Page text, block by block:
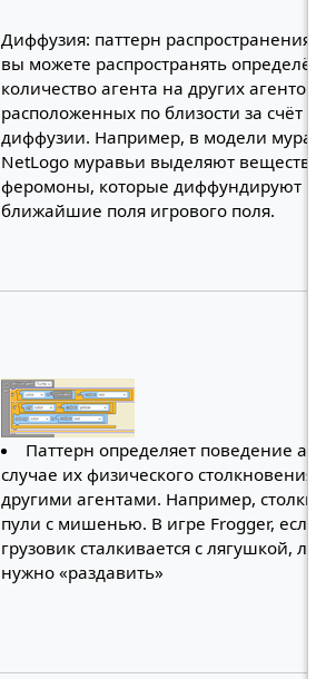
Диффузия: паттерн
вы можете распространять
количество агента на других
расположенных по близости за счёт
диффузии. Например, в модели
NetLogo муравьи выделяют
феромоны, которые диффундируют
ближайшие поля игрового поля.
Паттерн определяет поведение
случае их физического
другими агентами. Например,
пули с мишенью. В игре Frogger,
грузовик сталкивается с лягушкой,
нужно «раздавить»